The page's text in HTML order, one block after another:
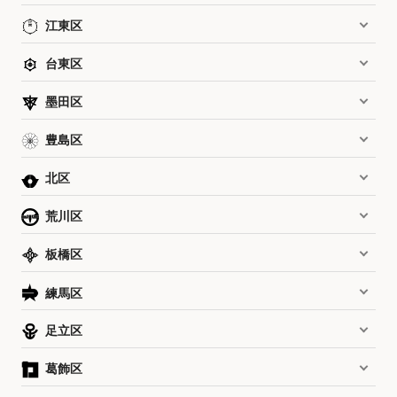
江東区
台東区
墨田区
豊島区
北区
荒川区
板橋区
練馬区
足立区
葛飾区